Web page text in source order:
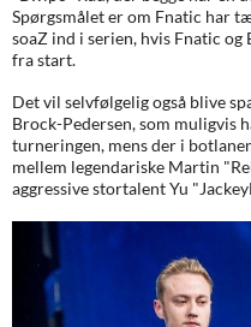
Spørgsmålet er om Fnatic har
soaZ ind i serien, hvis Fnatic
fra start.
Det vil selvfølgelig også blive
Brock-Pedersen, som muligvis
turneringen, mens der i
mellem legendariske Martin
aggressive stortalent Yu